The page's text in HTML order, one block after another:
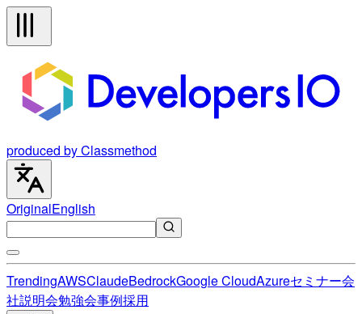
produced by Classmethod
OriginalEnglish
TrendingAWSClaudeBedrockGoogle CloudAzureセミナー会
社説明会勉強会事例採用